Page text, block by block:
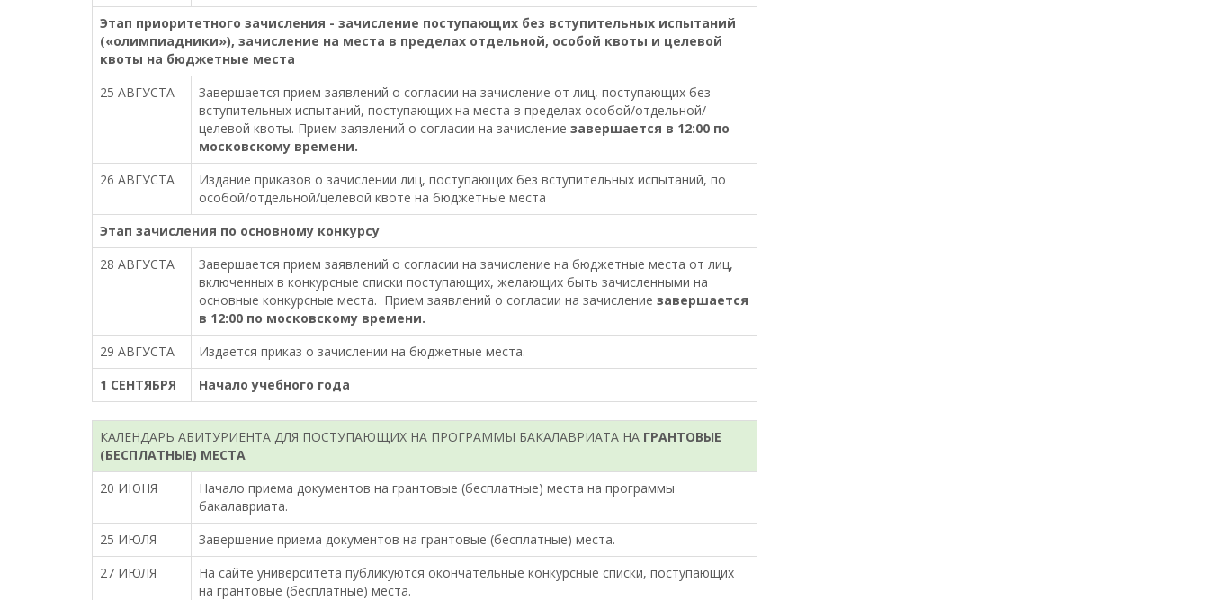
Этап приоритетного зачисления - зачисление поступающих без вступительных испытаний
(«олимпиадники»), зачисление на места в пределах отдельной, особой квоты и целевой
квоты на бюджетные места
25 АВГУСТА
Завершается прием заявлений о согласии на зачисление от лиц, поступающих без
вступительных испытаний, поступающих на места в пределах особой/отдельной/
целевой квоты. Прием заявлений о согласии на зачисление завершается в 12:00 по
московскому времени.
26 АВГУСТА
Издание приказов о зачислении лиц, поступающих без вступительных испытаний, по
особой/отдельной/целевой квоте на бюджетные места
Этап зачисления по основному конкурсу
28 АВГУСТА
Завершается прием заявлений о согласии на зачисление на бюджетные места от лиц,
включенных в конкурсные списки поступающих, желающих быть зачисленными на
основные конкурсные места. Прием заявлений о согласии на зачисление завершается
в 12:00 по московскому времени.
29 АВГУСТА
Издается приказ о зачислении на бюджетные места.
1 СЕНТЯБРЯ
Начало учебного года
КАЛЕНДАРЬ АБИТУРИЕНТА ДЛЯ ПОСТУПАЮЩИХ НА ПРОГРАММЫ БАКАЛАВРИАТА НА ГРАНТОВЫЕ
(БЕСПЛАТНЫЕ) МЕСТА
20 ИЮНЯ
Начало приема документов на грантовые (бесплатные) места на программы
бакалавриата.
25 ИЮЛЯ
Завершение приема документов на грантовые (бесплатные) места.
27 ИЮЛЯ
На сайте университета публикуются окончательные конкурсные списки, поступающих
на грантовые (бесплатные) места.